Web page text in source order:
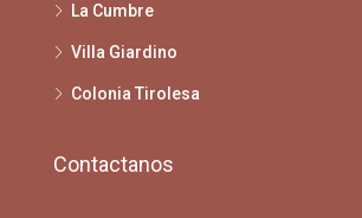
La Cumbre
Villa Giardino
Colonia Tirolesa
Contactanos